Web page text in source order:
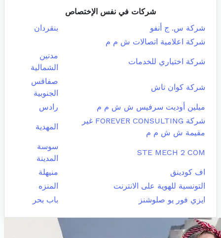
شركات في نفس الإختصاص
شركة س. ج أنفو
بنقردان
شركة اعلامية اتصالات ش م م
شركة اختياري للخدمات
مدنين
الشمالية
شركة كوان تاش
صفاقس
الجنوبية
ميلين أوديت سرفيس ش ش م م
رادس
شركة FOREVER CONSULTING غير
مقيمة ش ش م م
المهدية
STE MECH 2 COM
سوسة
المدينة
اف كودينق
منيهلة
التونسية للهوية على الانترنت
المنزه
ايزي فور يو صلوشنز
باب بحر